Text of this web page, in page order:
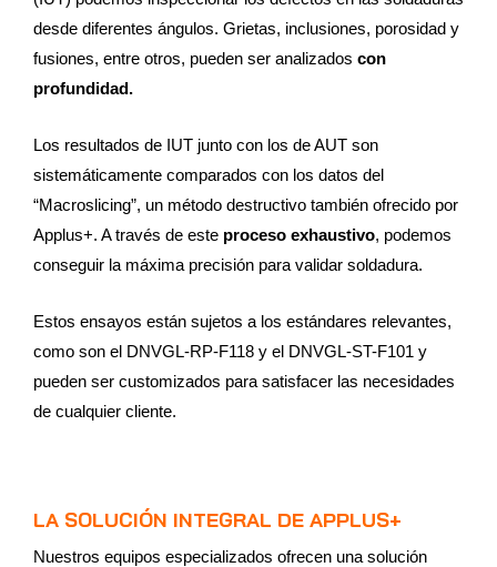
desde diferentes ángulos. Grietas, inclusiones, porosidad y
fusiones, entre otros, pueden ser analizados con
profundidad.
Los resultados de IUT junto con los de AUT son
sistemáticamente comparados con los datos del
“Macroslicing”, un método destructivo también ofrecido por
Applus+. A través de este proceso exhaustivo, podemos
conseguir la máxima precisión para validar soldadura.
Estos ensayos están sujetos a los estándares relevantes,
como son el DNVGL-RP-F118 y el DNVGL-ST-F101 y
pueden ser customizados para satisfacer las necesidades
de cualquier cliente.
LA SOLUCIÓN INTEGRAL DE APPLUS+
Nuestros equipos especializados ofrecen una solución